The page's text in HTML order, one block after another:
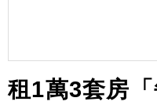
租1萬3套房「